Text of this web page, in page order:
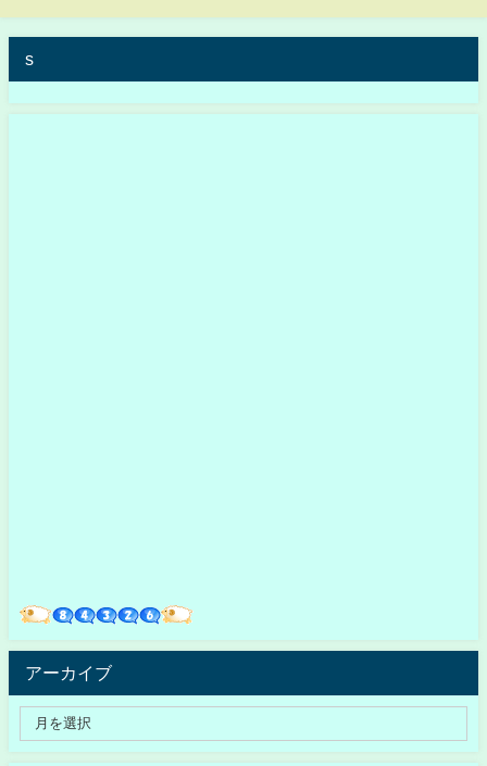
s
アーカイブ